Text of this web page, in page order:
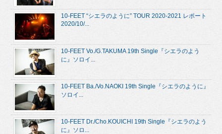
10-FEET “シエラのように” TOUR 2020-2021 レポート
2020/10/...
10-FEET Vo./G.TAKUMA 19th Single『シエラのよう
に』ソロイ...
10-FEET Ba./Vo.NAOKI 19th Single『シエラのように』
ソロイ...
10-FEET Dr./Cho.KOUICHI 19th Single『シエラのよう
に』ソロ...